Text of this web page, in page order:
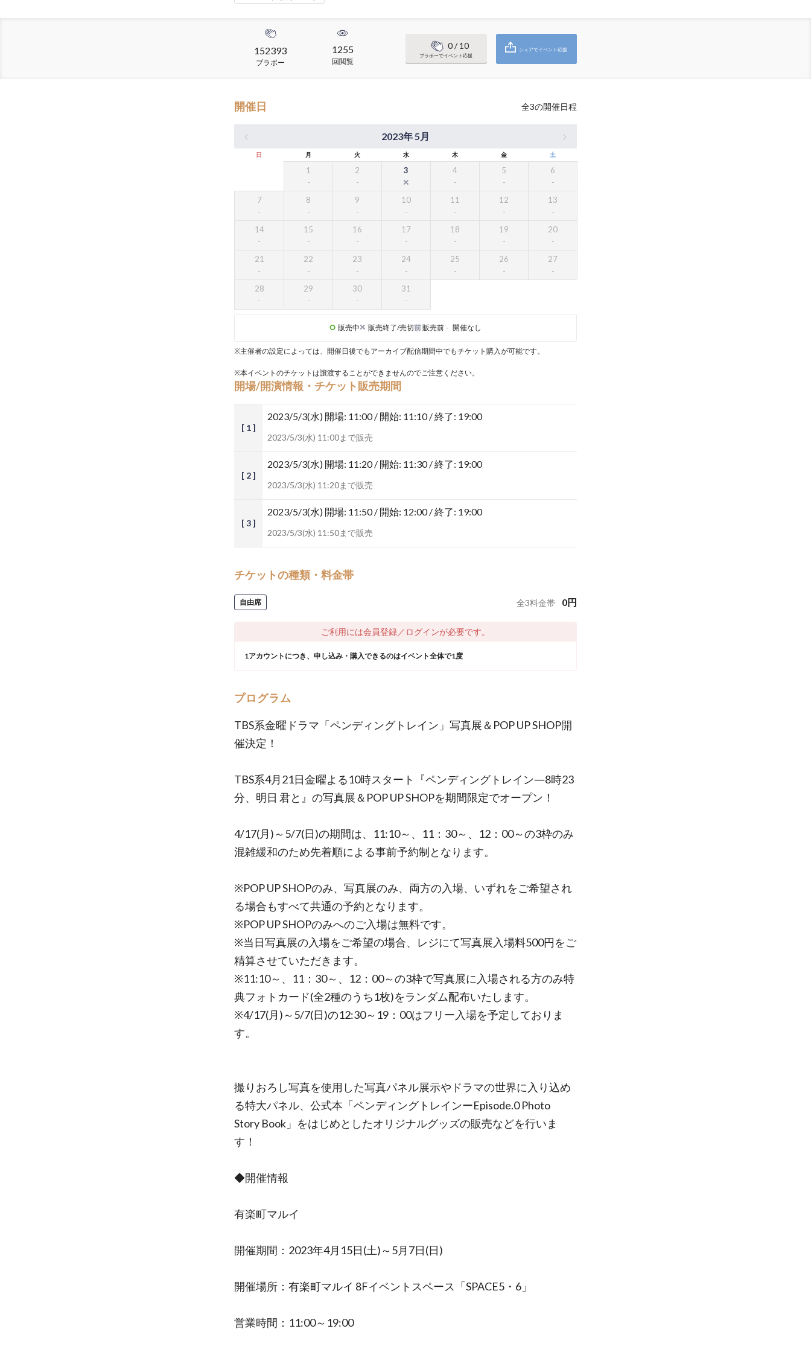
152393
ブラボー
1255
回閲覧
0/ 10
ブラボーでイベント応援
シェアでイベント応援
開催日 全3の開催日程
2023年 5月
日 月 火 水 木 金 土
1 2 3 4 5 6
7 8 9 10 11 12 13
14 15 16 17 18 19 20
21 22 23 24 25 26 27
28 29 30 31
販売中 販売終了/売切前販売前 - 開催なし
※主催者の設定によっては、開催日後でもアーカイブ配信期間中でもチケット購入が可能です。
※本イベントのチケットは譲渡することができませんのでご注意ください。
開場/開演情報・チケット販売期間
[ 1 ]
2023/5/3(水) 開場: 11:00 / 開始: 11:10 / 終了: 19:00
2023/5/3(水) 11:00まで販売
[ 2 ]
2023/5/3(水) 開場: 11:20 / 開始: 11:30 / 終了: 19:00
2023/5/3(水) 11:20まで販売
[ 3 ]
2023/5/3(水) 開場: 11:50 / 開始: 12:00 / 終了: 19:00
2023/5/3(水) 11:50まで販売
チケットの種類・料金帯
自由席 全3料金帯 0円
ご利用には会員登録／ログインが必要です。
1アカウントにつき、申し込み・購入できるのはイベント全体で1度
プログラム
TBS系金曜ドラマ「ペンディングトレイン」写真展＆POP UP SHOP開
催決定！
TBS系4月21日金曜よる10時スタート『ペンディングトレイン―8時23
分、明日 君と』の写真展＆POP UP SHOPを期間限定でオープン！
4/17(月)～5/7(日)の期間は、11:10～、11：30～、12：00～の3枠のみ
混雑緩和のため先着順による事前予約制となります。
※POP UP SHOPのみ、写真展のみ、両方の入場、いずれをご希望され
る場合もすべて共通の予約となります。
※POP UP SHOPのみへのご入場は無料です。
※当日写真展の入場をご希望の場合、レジにて写真展入場料500円をご
精算させていただきます。
※11:10～、11：30～、12：00～の3枠で写真展に入場される方のみ特
典フォトカード(全2種のうち1枚)をランダム配布いたします。
※4/17(月)～5/7(日)の12:30～19：00はフリー入場を予定しておりま
す。
撮りおろし写真を使用した写真パネル展示やドラマの世界に入り込め
る特大パネル、公式本「ペンディングトレインーEpisode.0 Photo
Story Book」をはじめとしたオリジナルグッズの販売などを行いま
す！
◆開催情報
有楽町マルイ
開催期間：2023年4月15日(土)～5月7日(日)
開催場所：有楽町マルイ 8Fイベントスペース「SPACE5・6」
営業時間：11:00～19:00